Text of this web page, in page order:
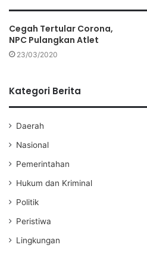
Cegah Tertular Corona,
NPC Pulangkan Atlet
23/03/2020
Kategori Berita
Daerah
Nasional
Pemerintahan
Hukum dan Kriminal
Politik
Peristiwa
Lingkungan